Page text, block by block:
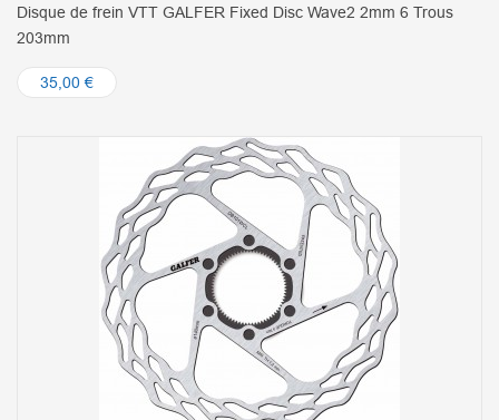
Disque de frein VTT GALFER Fixed Disc Wave2 2mm 6 Trous
203mm
35,00 €